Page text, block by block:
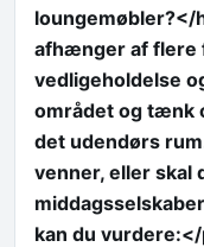
afhænger af flere
vedligeholdelse
området og tænk
det udendørs
venner, eller skal
kan du